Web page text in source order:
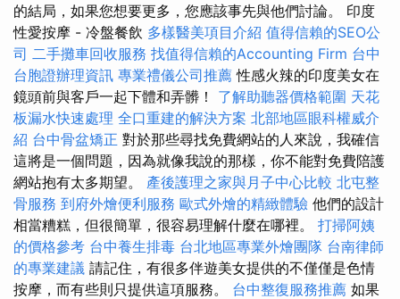
的結局，如果您想要更多，您應該事先與他們討論。 印度
性愛按摩 - 冷盤餐飲 多樣醫美項目介紹 值得信賴的SEO公
司 二手攤車回收服務 找值得信賴的Accounting Firm 台中
台胞證辦理資訊 專業禮儀公司推薦 性感火辣的印度美女在
鏡頭前與客戶一起下體和弄髒！ 了解助聽器價格範圍 天花
板漏水快速處理 全口重建的解決方案 北部地區眼科權威介
紹 台中骨盆矯正 對於那些尋找免費網站的人來說，我確信
這將是一個問題，因為就像我說的那樣，你不能對免費陪護
網站抱有太多期望。 產後護理之家與月子中心比較 北屯整
骨服務 到府外燴便利服務 歐式外燴的精緻體驗 他們的設計
相當糟糕，但很簡單，很容易理解什麼在哪裡。 打掃阿姨
的價格參考 台中養生排毒 台北地區專業外燴團隊 台南律師
的專業建議 請記住，有很多伴遊美女提供的不僅僅是色情
按摩，而有些則只提供這項服務。 台中整復服務推薦 如果